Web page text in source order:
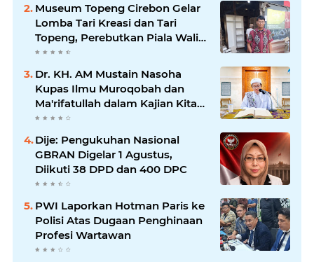
Museum Topeng Cirebon Gelar
Lomba Tari Kreasi dan Tari
Topeng, Perebutkan Piala Wali
Kota
Dr. KH. AM Mustain Nasoha
Kupas Ilmu Muroqobah dan
Ma'rifatullah dalam Kajian Kitab
Ihya' Ulumuddin
Dije: Pengukuhan Nasional
GBRAN Digelar 1 Agustus,
Diikuti 38 DPD dan 400 DPC
PWI Laporkan Hotman Paris ke
Polisi Atas Dugaan Penghinaan
Profesi Wartawan